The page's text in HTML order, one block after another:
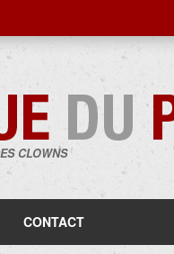
CLOWNS
CONTACT